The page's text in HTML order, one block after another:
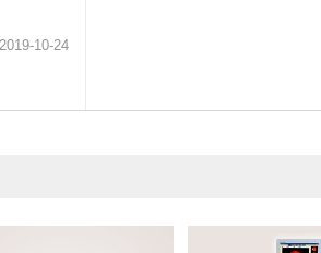
2019-10-24